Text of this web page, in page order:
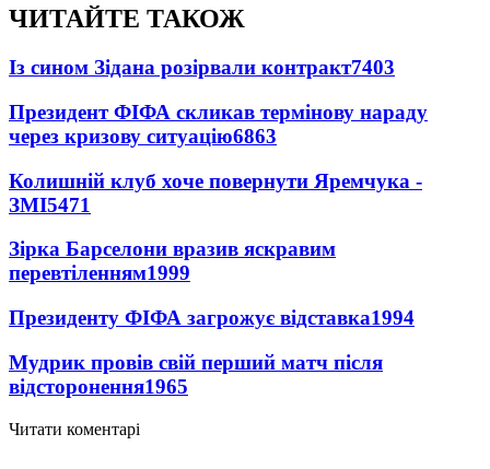
ЧИТАЙТЕ ТАКОЖ
Із сином Зідана розірвали контракт7403
Президент ФІФА скликав термінову нараду
через кризову ситуацію6863
Колишній клуб хоче повернути Яремчука -
ЗМІ5471
Зірка Барселони вразив яскравим
перевтіленням1999
Президенту ФІФА загрожує відставка1994
Мудрик провів свій перший матч після
відсторонення1965
Читати коментарі